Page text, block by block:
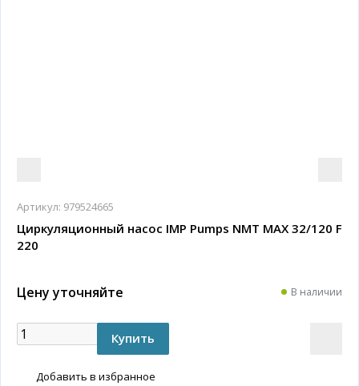
Артикул: 979524665
Циркуляционный насос IMP Pumps NMT MAX 32/120 F
220
Цену уточняйте В наличии
Добавить в избранное